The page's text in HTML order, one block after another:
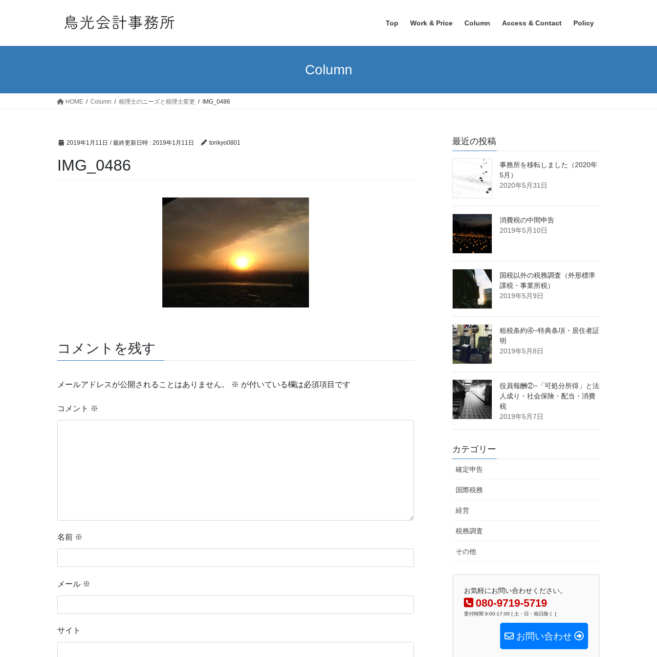
Top Work & Price Column Access & Contact Policy
Column
HOME Column 税理士のニーズと税理士変更 IMG_0486
2019年1月11日 / 最終更新日時 : 2019年1月11日 torikyo0801
IMG_0486
コメントを残す
メールアドレスが公開されることはありません。 ※ が付いている欄は必須項目です
コメント ※
名前 ※
メール ※
サイト
最近の投稿
事務所を移転しました（2020年
5月）
2020年5月31日
消費税の中間申告
2019年5月10日
国税以外の税務調査（外形標準
課税・事業所税）
2019年5月9日
租税条約④−特典条項・居住者証
明
2019年5月8日
役員報酬②−「可処分所得」と法
人成り・社会保険・配当・消費
税
2019年5月7日
カテゴリー
確定申告
国際税務
経営
税務調査
その他
お気軽にお問い合わせください。
080-9719-5719
受付時間 9:00-17:00 [ 土・日・祝日除く ]
お問い合わせ